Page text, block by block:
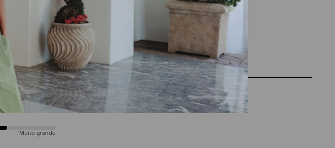
Enviar
seu endereço de e-mail, você concorda em receber e-mails de marketing
Yoga. Podemos usar as informações coletadas sobre você em nosso site para
outros produtos e ofertas. Você pode cancelar a inscrição a qualquer momento.
Termose aPolítica de Privacidade
Obrigada por se inscrever na nossa
o produto
Muito grande